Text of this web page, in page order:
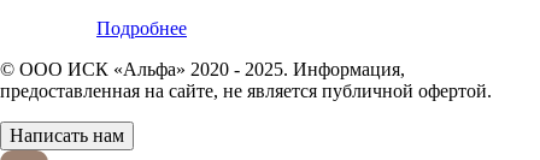
Подробнее
© ООО ИСК «Альфа» 2020 - 2025. Информация,
предоставленная на сайте, не является публичной офертой.
Написать нам